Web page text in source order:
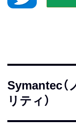
Symantec（
リティ）